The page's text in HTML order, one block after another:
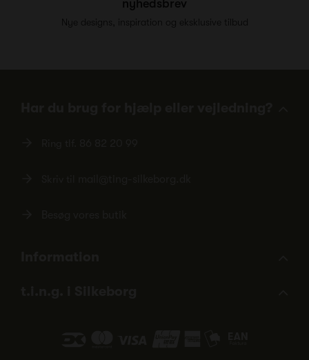
nyhedsbrev
Nye designs, inspiration og eksklusive tilbud